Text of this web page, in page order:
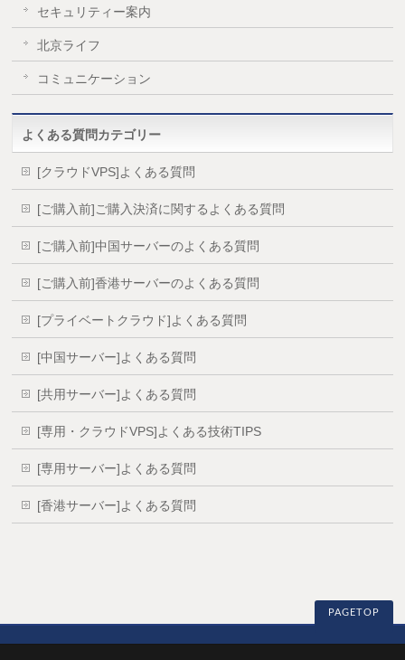
セキュリティー案内
北京ライフ
コミュニケーション
よくある質問カテゴリー
[クラウドVPS]よくある質問
[ご購入前]ご購入決済に関するよくある質問
[ご購入前]中国サーバーのよくある質問
[ご購入前]香港サーバーのよくある質問
[プライベートクラウド]よくある質問
[中国サーバー]よくある質問
[共用サーバー]よくある質問
[専用・クラウドVPS]よくある技術TIPS
[専用サーバー]よくある質問
[香港サーバー]よくある質問
PAGETOP